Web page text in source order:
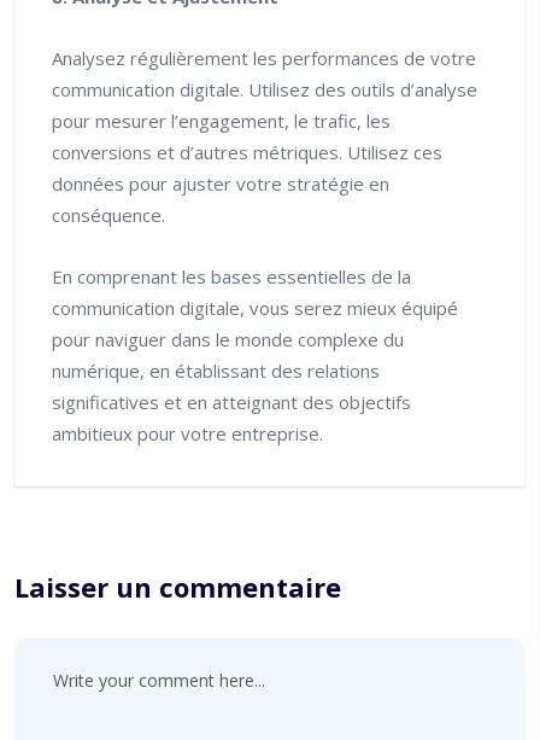
Analysez régulièrement les performances de votre
communication digitale. Utilisez des outils d’analyse
pour mesurer l’engagement, le trafic, les
conversions et d’autres métriques. Utilisez ces
données pour ajuster votre stratégie en
conséquence.
En comprenant les bases essentielles de la
communication digitale, vous serez mieux équipé
pour naviguer dans le monde complexe du
numérique, en établissant des relations
significatives et en atteignant des objectifs
ambitieux pour votre entreprise.
Laisser un commentaire